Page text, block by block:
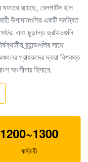
পার্টস
জলবাহী পাম্প
এক্সজেবিএন
পাম্প অ্যাসে
দফতর রয়েছে, বেলপার্টস হ'ল
উপাদানগুলির একটি সমন্বিত
এবং চূড়ান্ত ড্রাইভগুলি
ব্র্যান্ডগুলির সাথে
গ্রাহকদের দ্বারা বিশ্বস্ত
অংশীদার হিসাবে.
1200~1300
কর্মচারী